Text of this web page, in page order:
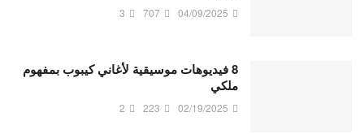
04/09/2025
707
3
8 فيديوهات موسيقية لأغاني كيبوب بمفهوم
ملكي
02/19/2025
223
2